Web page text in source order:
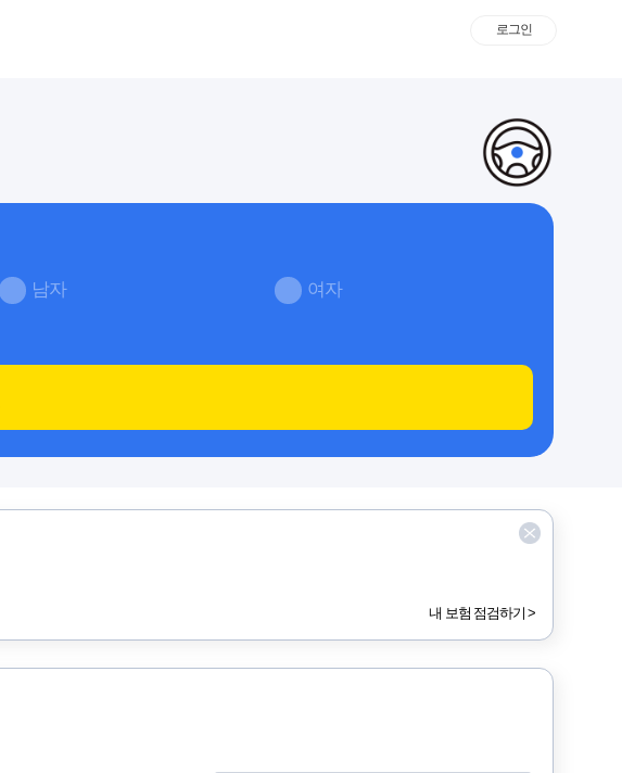
로그인
남자 여자
내 보험 점검하기 >